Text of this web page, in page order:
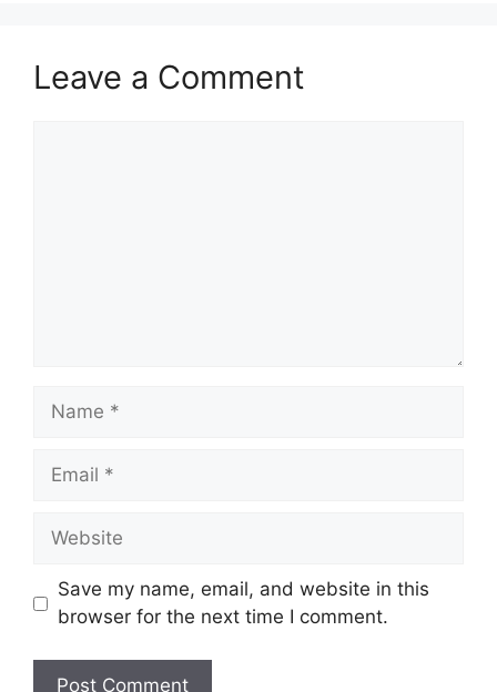
Leave a Comment
Name
Email
Website
Save my name, email, and website in this
browser for the next time I comment.